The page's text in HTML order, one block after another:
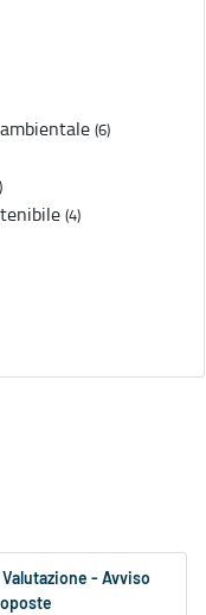
(6)
(4)
- Avviso